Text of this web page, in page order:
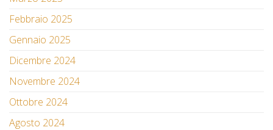
Febbraio 2025
Gennaio 2025
Dicembre 2024
Novembre 2024
Ottobre 2024
Agosto 2024